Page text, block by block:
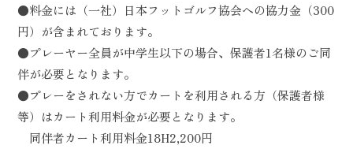
●料金には（一社）日本フットゴルフ協会への協力金（300
円）が含まれております。
●プレーヤー全員が中学生以下の場合、保護者1名様のご同
伴が必要となります。
●プレーをされない方でカートを利用される方（保護者様
等）はカート利用料金が必要となります。
同伴者カート利用料金18H2,200円